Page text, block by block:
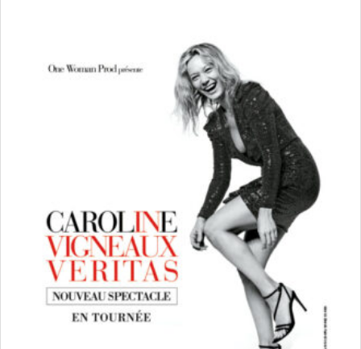
État civil/élections/formalités
administratives
Services Techniques
Police Municipale/règlementation
Cimetière/réglementation funéraire
Services en ligne
Licences boissons
Inscriptions sur les listes électorales
Cadastre
Plan Local d’Urbanisme intercommunal
Actes d’état civil
Budgets